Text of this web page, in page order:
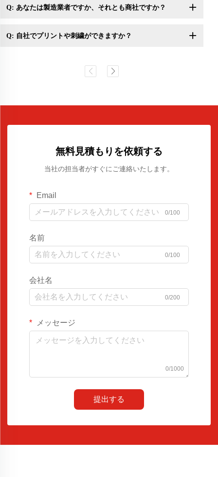
Q: あなたは製造業者ですか、それとも商社ですか？
Q: 自社でプリントや刺繍ができますか？
無料見積もりを依頼する
当社の担当者がすぐにご連絡いたします。
Email
0/100
名前
0/100
会社名
0/200
メッセージ
0/1000
提出する